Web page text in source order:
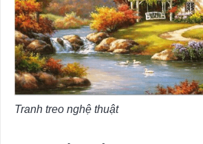
Tranh treo nghệ thuật